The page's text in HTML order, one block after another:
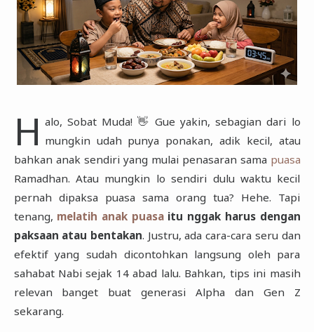
H alo, Sobat Muda! 👋 Gue yakin, sebagian dari lo
mungkin udah punya ponakan, adik kecil, atau
bahkan anak sendiri yang mulai penasaran sama puasa
Ramadhan. Atau mungkin lo sendiri dulu waktu kecil
pernah dipaksa puasa sama orang tua? Hehe. Tapi
tenang, melatih anak puasaitu nggak harus dengan
paksaan atau bentakan. Justru, ada cara-cara seru dan
efektif yang sudah dicontohkan langsung oleh para
sahabat Nabi sejak 14 abad lalu. Bahkan, tips ini masih
relevan banget buat generasi Alpha dan Gen Z
sekarang.